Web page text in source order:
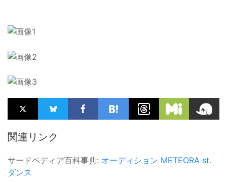
関連リンク
サードペディア百科事典: オーディション METEORA st.
ダンス